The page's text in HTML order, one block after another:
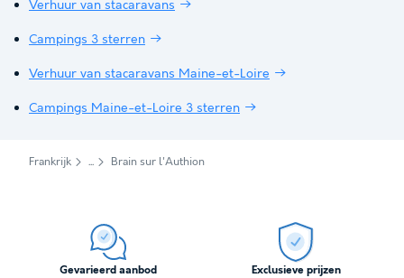
Verhuur van stacaravans
Campings 3 sterren
Verhuur van stacaravans Maine-et-Loire
Campings Maine-et-Loire 3 sterren
Frankrijk Brain sur l'Authion
Gevarieerd aanbod Exclusieve prijzen